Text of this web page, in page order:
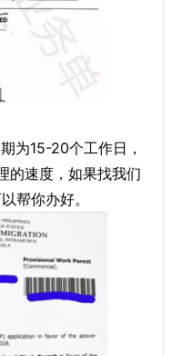
15-20个工作日，
的速度，如果找我们
帮你办好。